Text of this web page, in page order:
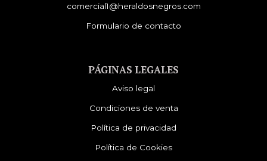
comercial1@heraldosnegros.com
Formulario de contacto
PÁGINAS LEGALES
Aviso legal
Condiciones de venta
Política de privacidad
Política de Cookies